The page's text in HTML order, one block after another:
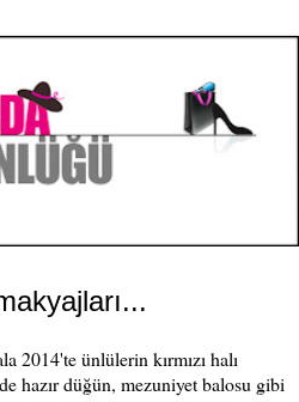
2014'te ünlülerin kırmızı halı
de hazır düğün, mezuniyet balosu gibi